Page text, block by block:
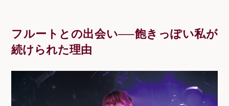
フルートとの出会い──飽きっぽい私が
続けられた理由